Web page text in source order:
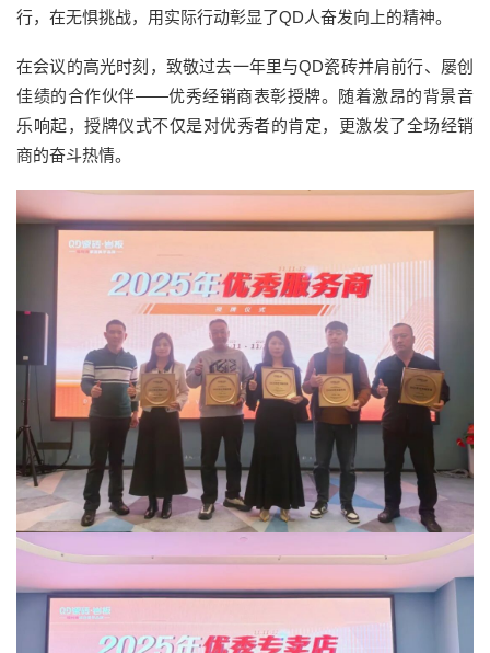
行，在无惧挑战，用实际行动彰显了QD人奋发向上的精神。
在会议的高光时刻，致敬过去一年里与QD瓷砖并肩前行、屡创
佳绩的合作伙伴——优秀经销商表彰授牌。随着激昂的背景音
乐响起，授牌仪式不仅是对优秀者的肯定，更激发了全场经销
商的奋斗热情。